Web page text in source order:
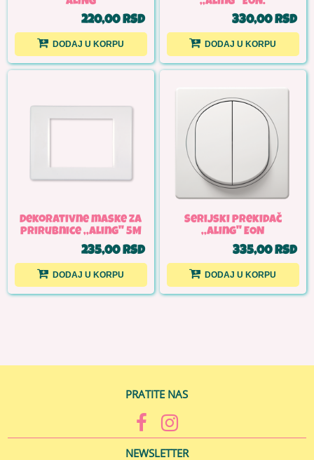
220,00 RSD
DODAJ U KORPU
330,00 RSD
DODAJ U KORPU
Dekorativne maske za
prirubnice ,,Aling'' 5M
235,00 RSD
DODAJ U KORPU
Serijski prekidač
,,Aling'' EON
335,00 RSD
DODAJ U KORPU
PRATITE NAS
NEWSLETTER